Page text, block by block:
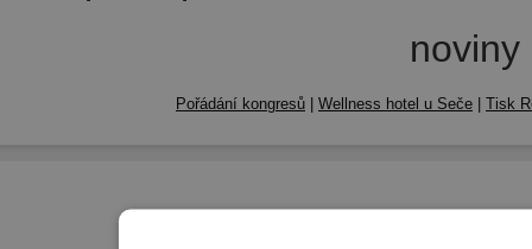
Pořádání kongresů Wellness hotel u Seče Tisk